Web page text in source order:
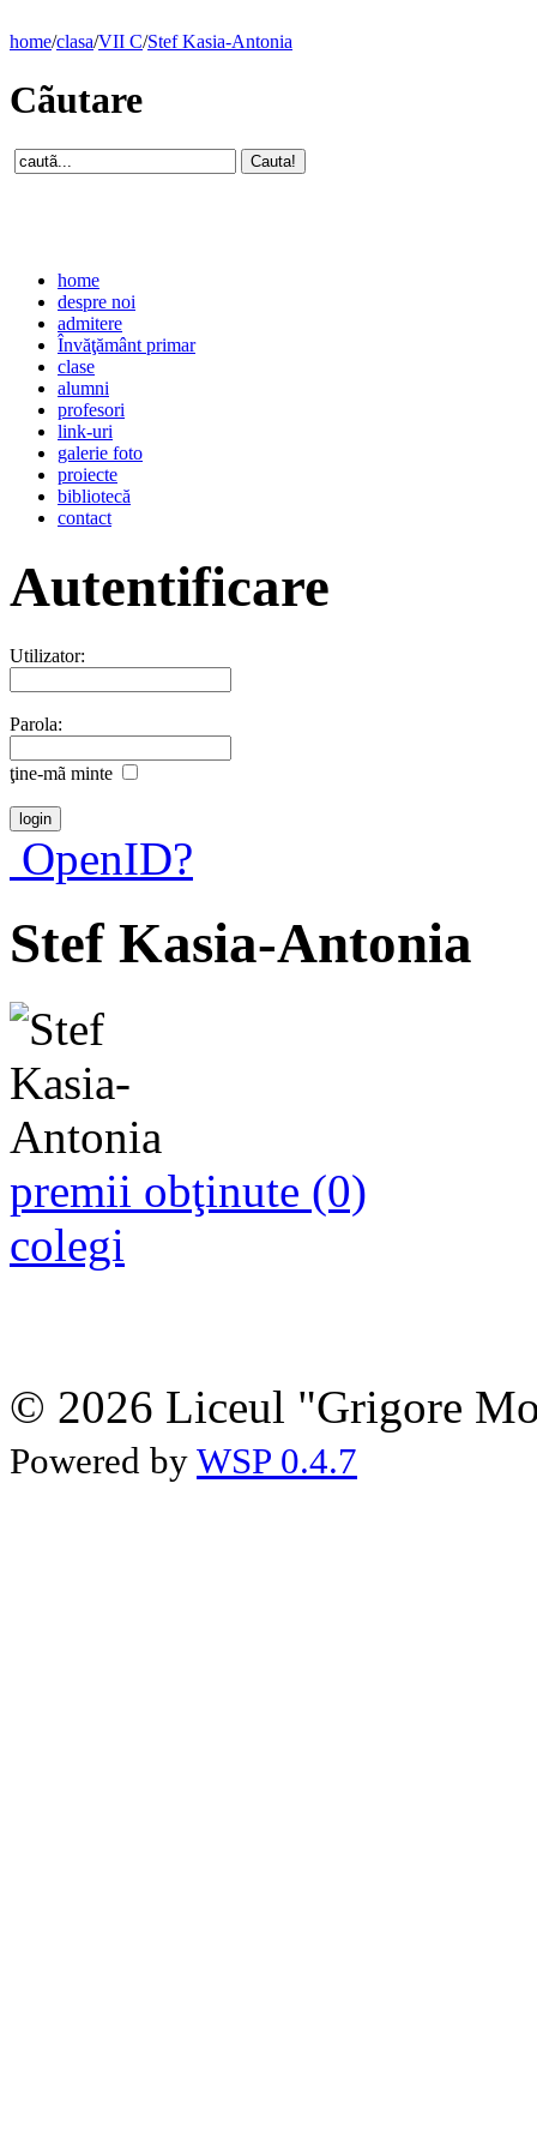
home/clasa/VII C/Stef Kasia-Antonia
Cãutare
home
despre noi
admitere
Învăţământ primar
clase
alumni
profesori
link-uri
galerie foto
proiecte
bibliotecă
contact
Autentificare
Utilizator:
Parola:
ţine-mã minte
OpenID?
Stef Kasia-Antonia
premii obţinute (0)
colegi
© 2026 Liceul "Grigore
Powered by WSP 0.4.7